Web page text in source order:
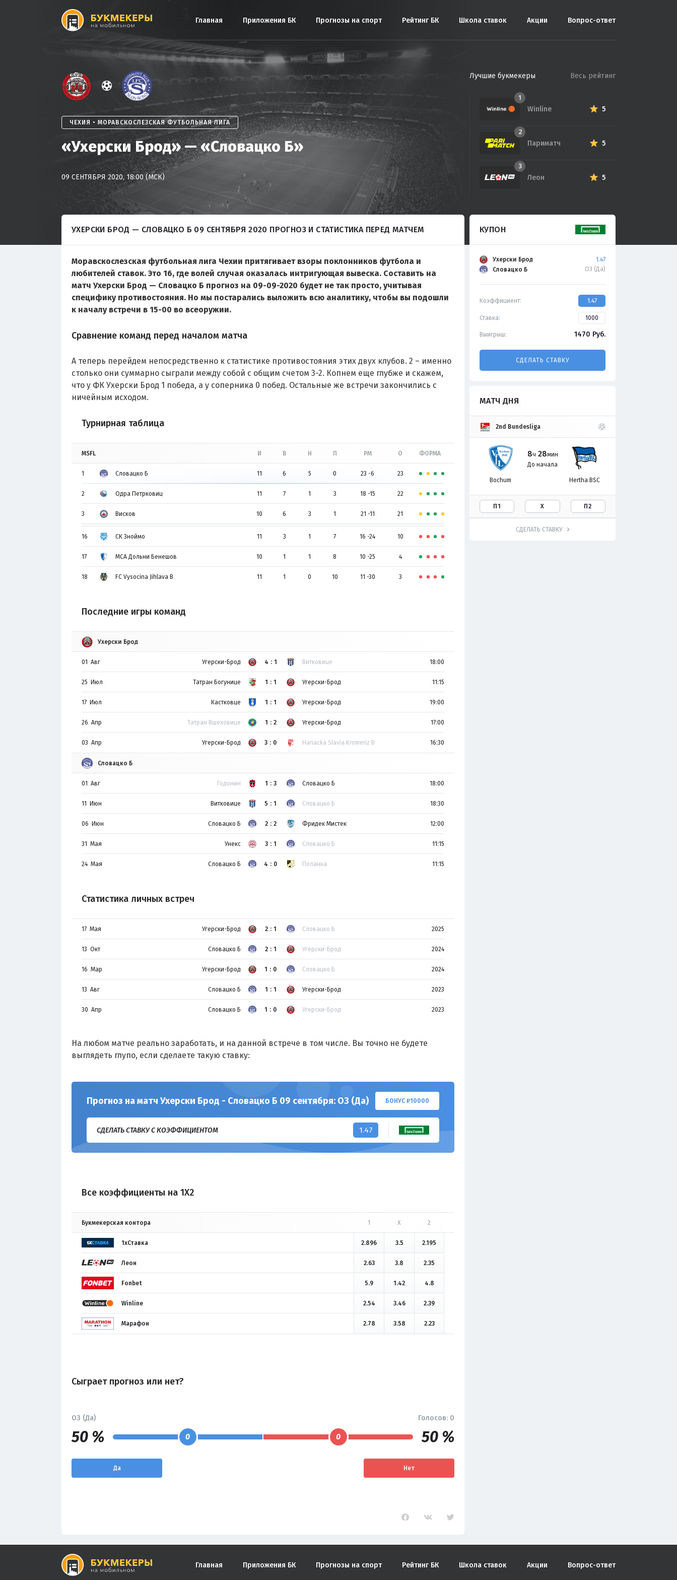
Главная Приложения БК Прогнозы на спорт Рейтинг БК Школа ставок Акции Вопрос-ответ
ЧЕХИЯ • МОРАВСКОСЛЕЗСКАЯ ФУТБОЛЬНАЯ ЛИГА
«Ухерски Брод» — «Словацко Б»
09 СЕНТЯБРЯ 2020, 18:00 (МСК)
1
Winline 5
2
Париматч 5
3
Леон 5
Лучшие букмекеры Весь рейтинг
УХЕРСКИ БРОД — СЛОВАЦКО Б 09 СЕНТЯБРЯ 2020 ПРОГНОЗ И СТАТИСТИКА ПЕРЕД МАТЧЕМ
Моравскослезская футбольная лига Чехии притягивает взоры поклонников футбола и
любителей ставок. Это 16, где волей случая оказалась интригующая вывеска. Составить на
матч Ухерски Брод — Словацко Б прогноз на 09-09-2020 будет не так просто, учитывая
специфику противостояния. Но мы постарались выложить всю аналитику, чтобы вы подошли
к началу встречи в 15-00 во всеоружии.
Сравнение команд перед началом матча
А теперь перейдем непосредственно к статистике противостояния этих двух клубов. 2 – именно
столько они суммарно сыграли между собой с общим счетом 3-2. Копнем еще глубже и скажем,
что у ФК Ухерски Брод 1 победа, а у соперника 0 побед. Остальные же встречи закончились с
ничейным исходом.
Турнирная таблица
MSFL И В Н П РМ О ФОРМА
1 Словацко Б 11 6 5 0 23 -6 23
2 Одра Петрковиц 11 7 1 3 18 -15 22
3 Висков 10 6 3 1 21 -11 21
16 СК Зноймо 11 3 1 7 16 -24 10
17 МСА Дольни Бенешов 10 1 1 8 10 -25 4
18 FC Vysocina Jihlava B 11 1 0 10 11 -30 3
Последние игры команд
Ухерски Брод
01 Авг Угерски-Брод 4:1 Витковице 18:00
25 Июл Татран Богунице 1:1 Угерски-Брод 11:15
17 Июл Кастковце 1:1 Угерски-Брод 19:00
26 Апр Татран Вшеховице 1:2 Угерски-Брод 17:00
03 Апр Угерски-Брод 3:0 Hanacka Slavia Kromeriz B 16:30
Словацко Б
01 Авг Годонин 1:3 Словацко Б 18:00
11 Июн Витковице 5:1 Словацко Б 18:30
06 Июн Словацко Б 2:2 Фридек Мистек 12:00
31 Мая Унекс 3:1 Словацко Б 11:15
24 Мая Словацко Б 4:0 Поланка 11:15
Статистика личных встреч
17 Мая Угерски-Брод 2:1 Словацко Б 2025
13 Окт Словацко Б 2:1 Угерски-Брод 2024
16 Мар Угерски-Брод 1:0 Словацко Б 2024
13 Авг Словацко Б 1:1 Угерски-Брод 2023
30 Апр Словацко Б 1:0 Угерски-Брод 2023
На любом матче реально заработать, и на данной встрече в том числе. Вы точно не будете
выглядеть глупо, если сделаете такую ставку:
Прогноз на матч Ухерски Брод - Словацко Б 09 сентября: ОЗ (Да) БОНУС ₽10000
СДЕЛАТЬ СТАВКУ С КОЭФФИЦИЕНТОМ 1.47
Все коэффициенты на 1X2
Букмекерская контора 1 X 2
1хСтавка 2.896 3.5 2.195
Леон 2.63 3.8 2.35
Fonbet 5.9 1.42 4.8
Winline 2.54 3.46 2.39
Марафон 2.78 3.58 2.23
Сыграет прогноз или нет?
ОЗ (Да) Голосов: 0
50 % 0 0 50 %
Да Нет
КУПОН
Ухерски Брод
Словацко Б
1.47
ОЗ (Да)
Коэффициент: 1.47
Ставка:
Выигрыш: 1470 Руб.
СДЕЛАТЬ СТАВКУ
МАТЧ ДНЯ
2nd Bundesliga
Bochum
8ч 28мин
До начала
Hertha BSC
П1 Х П2
СДЕЛАТЬ СТАВКУ
Главная Приложения БК Прогнозы на спорт Рейтинг БК Школа ставок Акции Вопрос-ответ